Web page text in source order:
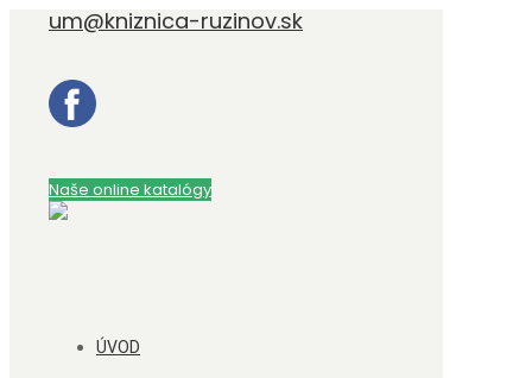
um@kniznica-ruzinov.sk
Naše online katalógy
ÚVOD